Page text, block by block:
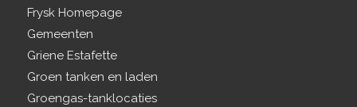
Frysk Homepage
Gemeenten
Griene Estafette
Groen tanken en laden
Groengas-tanklocaties